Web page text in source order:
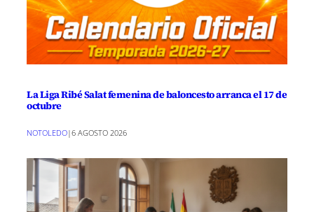
La Liga Ribé Salat femenina de baloncesto arranca el 17 de
octubre
NOTOLEDO|6 AGOSTO 2026